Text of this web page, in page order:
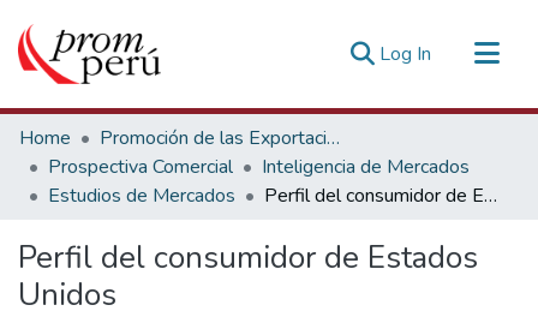
Log In (current)
Communities & Collections
All of DSpace
Statistics
Home
Promoción de las Exportaciones
Prospectiva Comercial
Inteligencia de Mercados
Estudios de Mercados
Perfil del consumidor de Estados Unidos
Perfil del consumidor de Estados
Unidos